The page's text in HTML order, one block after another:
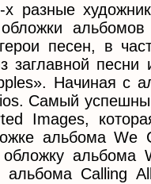
х разные
обложки
песен, в
заглавной
Начиная с
Самый
Images,
альбома We
обложку
альбома Calling